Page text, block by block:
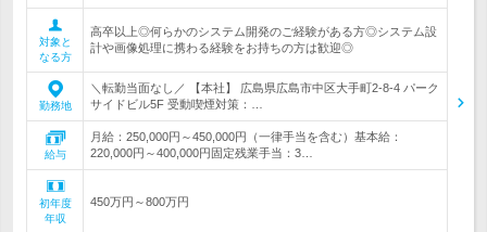
対象と
なる方
高卒以上◎何らかのシステム開発のご経験がある方◎システム設
計や画像処理に携わる経験をお持ちの方は歓迎◎
勤務地
＼転勤当面なし／ 【本社】 広島県広島市中区大手町2-8-4 パーク
サイドビル5F 受動喫煙対策：…
給与
月給：250,000円～450,000円（一律手当を含む）基本給：
220,000円～400,000円固定残業手当：3…
初年度
年収
450万円～800万円